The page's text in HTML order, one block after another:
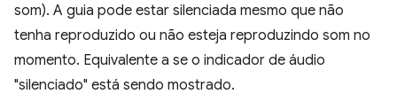
som). A guia pode estar silenciada mesmo que não
tenha reproduzido ou não esteja reproduzindo som no
momento. Equivalente a se o indicador de áudio
"silenciado" está sendo mostrado.